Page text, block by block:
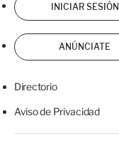
INICIAR SESIÓN
ANÚNCIATE
Directorio
Aviso de Privacidad